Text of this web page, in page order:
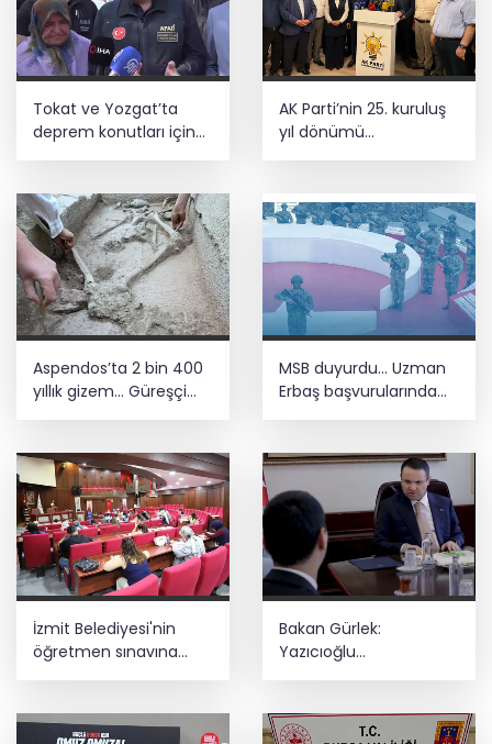
Türkiye’nin küresel rekabet potansiyeli
çok büyük
Okullar açılmadan kırtasiye ürünlerine
sıkı denetim... Güvensiz ürünler
toplatılacak!
yapılamayanı 5 ayda yapıyor
Tokat ve Yozgat’ta
deprem konutları için
AK Parti’nin 25. kuruluş
yıl dönümü
Aspendos’ta 2 bin 400
yıllık gizem... Güreşçi
mezarı ortaya çıktı
MSB duyurdu... Uzman
Erbaş başvurularında
süre uzatıldı
İzmit Belediyesi'nin
öğretmen sınavına
Bakan Gürlek:
Yazıcıoğlu
edilmiyor